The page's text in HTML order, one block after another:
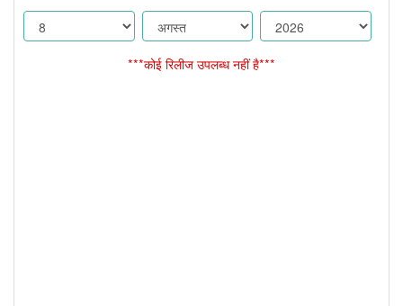
***कोई रिलीज उपलब्ध नहीं है***